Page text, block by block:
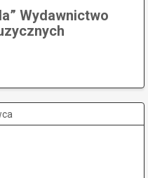
Wydawnictwo